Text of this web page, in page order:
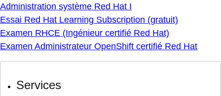
Administration système Red Hat I
Essai Red Hat Learning Subscription (gratuit)
Examen RHCE (Ingénieur certifié Red Hat)
Examen Administrateur OpenShift certifié Red Hat
Services